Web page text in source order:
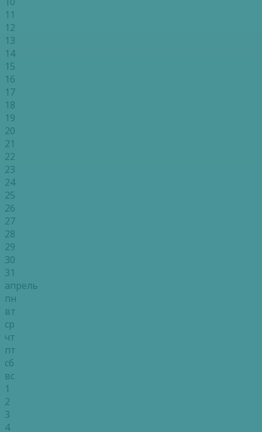
11
12
13
14
15
16
17
18
19
20
21
22
23
24
25
26
27
28
29
30
31
апрель
пн
вт
ср
чт
пт
сб
вс
1
2
3
4